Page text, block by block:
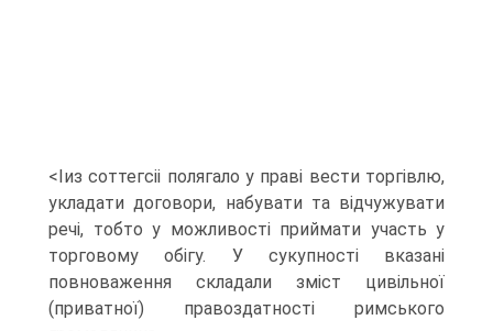
<Іиз соттегсіі полягало у праві вести торгівлю,
укладати договори, набувати та відчужувати
речі, тобто у можливості приймати участь у
торговому обігу. У сукупності вказані
повноваження складали зміст цивільної
(приватної) правоздатності римського